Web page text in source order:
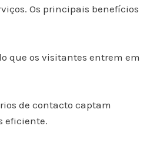
Os principais benefícios
que os visitantes entrem em
de contacto captam
eficiente.